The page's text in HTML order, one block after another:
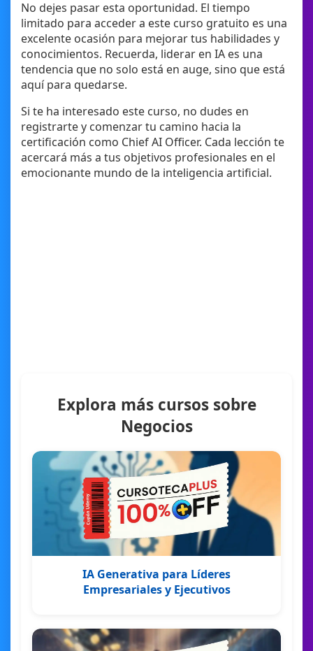
No dejes pasar esta oportunidad. El tiempo
limitado para acceder a este curso gratuito es una
excelente ocasión para mejorar tus habilidades y
conocimientos. Recuerda, liderar en IA es una
tendencia que no solo está en auge, sino que está
aquí para quedarse.
Si te ha interesado este curso, no dudes en
registrarte y comenzar tu camino hacia la
certificación como Chief AI Officer. Cada lección te
acercará más a tus objetivos profesionales en el
emocionante mundo de la inteligencia artificial.
Explora más cursos sobre
Negocios
IA Generativa para Líderes
Empresariales y Ejecutivos